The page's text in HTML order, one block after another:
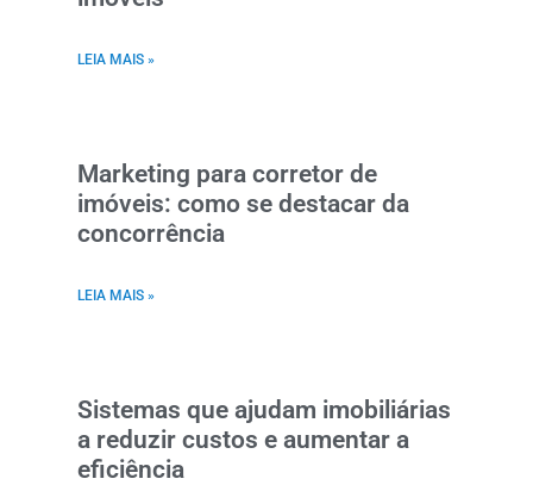
LEIA MAIS »
Marketing para corretor de
imóveis: como se destacar da
concorrência
LEIA MAIS »
Sistemas que ajudam imobiliárias
a reduzir custos e aumentar a
eficiência